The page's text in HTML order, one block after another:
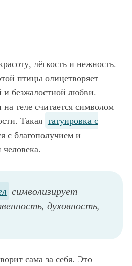
лёгкость и нежность.
птицы олицетворяет
и безжалостной любви.
теле считается символом
Такая татуировка с
с благополучием и
символизирует
духовность,
сама за себя. Это